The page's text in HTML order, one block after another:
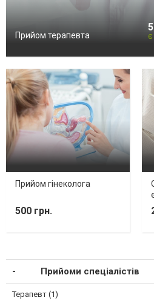
Прийом терапевта Є
Прийом гінеколога
500 грн.
Прийоми спеціалістів
Терапевт (1)